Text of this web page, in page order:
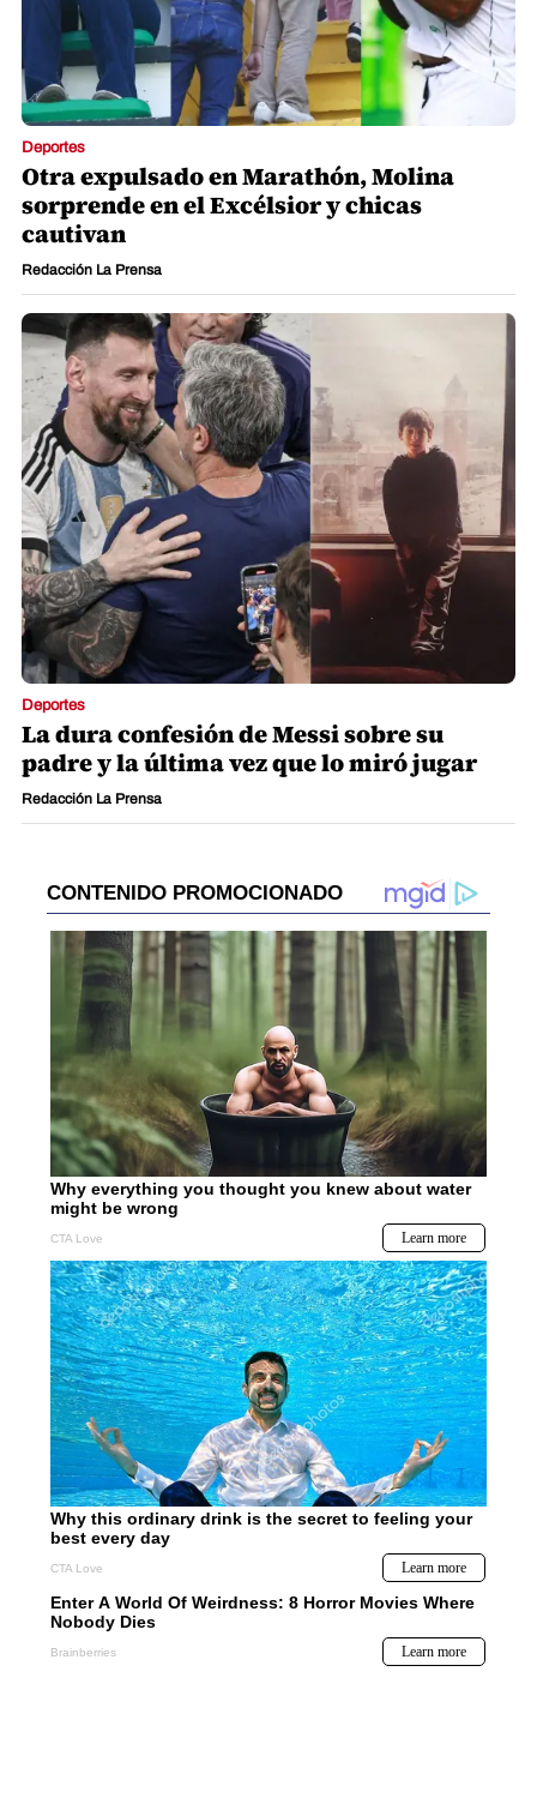
Deportes
Otra expulsado en Marathón, Molina
sorprende en el Excélsior y chicas
cautivan
Redacción La Prensa
Deportes
La dura confesión de Messi sobre su
padre y la última vez que lo miró jugar
Redacción La Prensa